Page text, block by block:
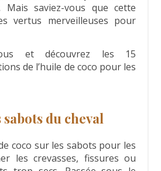
saviez-vous que cette
vertus merveilleuses pour
et découvrez les 15
de l’huile de coco pour les
du cheval
coco sur les sabots pour les
les crevasses, fissures ou